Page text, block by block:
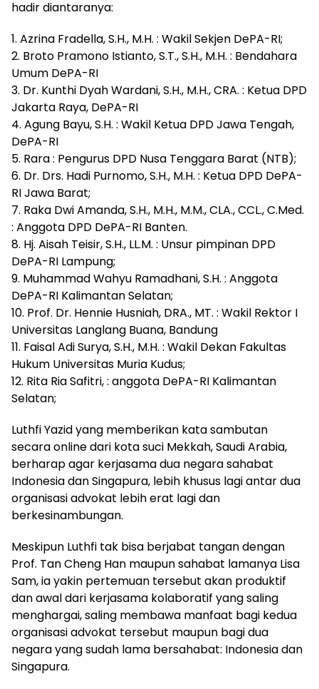
hadir diantaranya:
1. Azrina Fradella, S.H., M.H. : Wakil Sekjen DePA-RI;
2. ⁠Broto Pramono Istianto, S.T., S.H., M.H. : Bendahara
Umum DePA-RI
3. Dr. Kunthi Dyah Wardani, S.H., M.H., CRA. : Ketua DPD
Jakarta Raya, DePA-RI
4. Agung Bayu, S.H. : Wakil Ketua DPD Jawa Tengah,
DePA-RI
5. Rara : Pengurus DPD Nusa Tenggara Barat (NTB);
6. Dr. Drs. Hadi Purnomo, S.H., M.H. : Ketua DPD DePA-
RI Jawa Barat;
7. Raka Dwi Amanda, S.H., M.H., M.M., CLA., CCL., C.Med.
: Anggota DPD DePA-RI Banten.
8. Hj. Aisah Teisir, S.H., LL.M. : Unsur pimpinan DPD
DePA-RI Lampung;
9. Muhammad Wahyu Ramadhani, S.H. : Anggota
DePA-RI Kalimantan Selatan;
10. Prof. Dr. Hennie Husniah, DRA., MT. : Wakil Rektor I
Universitas Langlang Buana, Bandung
11. Faisal Adi Surya, S.H., M.H. : Wakil Dekan Fakultas
Hukum Universitas Muria Kudus;
12. Rita Ria Safitri, : anggota DePA-RI Kalimantan
Selatan;
Luthfi Yazid yang memberikan kata sambutan
secara online dari kota suci Mekkah, Saudi Arabia,
berharap agar kerjasama dua negara sahabat
Indonesia dan Singapura, lebih khusus lagi antar dua
organisasi advokat lebih erat lagi dan
berkesinambungan.
Meskipun Luthfi tak bisa berjabat tangan dengan
Prof. Tan Cheng Han maupun sahabat lamanya Lisa
Sam, ia yakin pertemuan tersebut akan produktif
dan awal dari kerjasama kolaboratif yang saling
menghargai, saling membawa manfaat bagi kedua
organisasi advokat tersebut maupun bagi dua
negara yang sudah lama bersahabat: Indonesia dan
Singapura.